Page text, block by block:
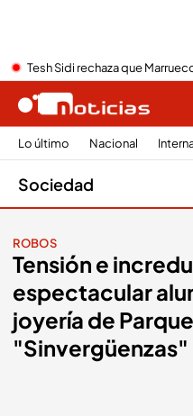
Tesh Sidi rechaza que
Lo último Nacional
Sociedad
ROBOS
Tensión e
espectacular
joyería de
"Sinvergüenzas"